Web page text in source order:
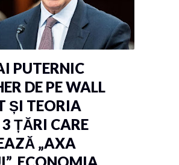
PUTERNIC
DE PE WALL
ȘI TEORIA
3 ȚĂRI CARE
„AXA